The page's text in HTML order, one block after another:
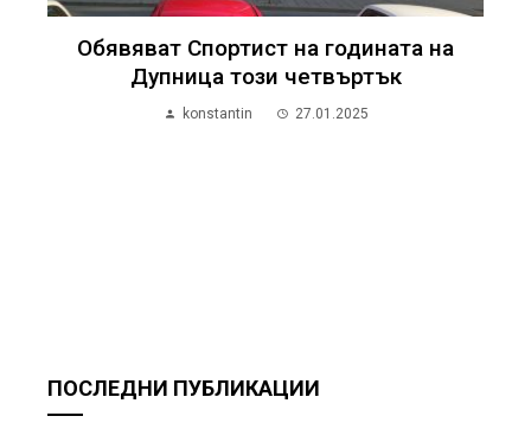
Обявяват Спортист на годината на
Дупница този четвъртък
konstantin 27.01.2025
ПОСЛЕДНИ ПУБЛИКАЦИИ